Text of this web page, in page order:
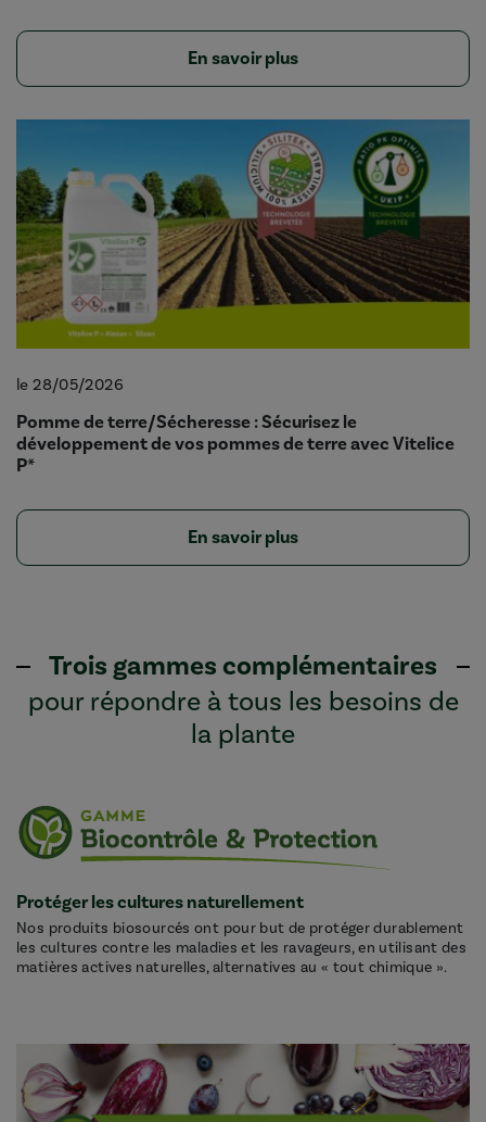
En savoir plus
le 28/05/2026
Pomme de terre/Sécheresse : Sécurisez le
développement de vos pommes de terre avec Vitelice
P*
En savoir plus
Trois gammes complémentaires
pour répondre à tous les besoins de
la plante
Protéger les cultures naturellement
Nos produits biosourcés ont pour but de protéger durablement
les cultures contre les maladies et les ravageurs, en utilisant des
matières actives naturelles, alternatives au « tout chimique ».